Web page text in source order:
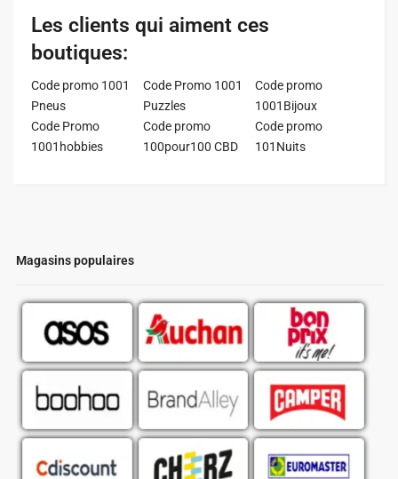
Magasins populaires
Les clients qui aiment ces
boutiques:
Code promo 1001
Pneus
Code Promo 1001
Puzzles
Code promo
1001Bijoux
Code Promo
1001hobbies
Code promo
100pour100 CBD
Code promo
101Nuits